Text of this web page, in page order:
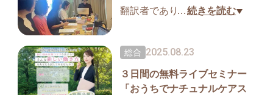
ね！
https://home.tsuku2.jp/storeBlo
https://home.tsuku2.jp/f/HAJap
実はHAJapanの学生さんって
すごいバックグラウンドをお
持ちの方がたくさんいらっし
翻訳者であり、ハーネマン研
る「オルガノン」「慢性病
論」を解説する連続講座の最
終回はリアルでの質問会。
…続きを読む
総合 2025.08.23
３日間の無料ライブセミナー
「おうちでナチュナルケアス